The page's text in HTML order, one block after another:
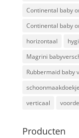
Continental baby
Continental baby
horizontaal
Magrini
Rubbermaid baby
verticaal
Producten